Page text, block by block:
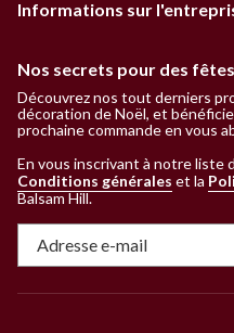
Informations sur
Nos secrets pour des
Découvrez nos tout derniers
décoration de Noël, et
prochaine commande en vous
En vous inscrivant à notre liste
Conditions générales et la
Balsam Hill.